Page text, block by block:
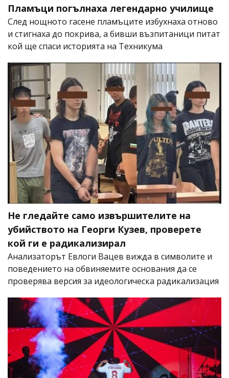
Пламъци погълнаха легендарно училище
След нощното гасене пламъците избухнаха отново
и стигнаха до покрива, а бивши възпитаници питат
кой ще спаси историята на Техникума
Не гледайте само извършителите на
убийството на Георги Кузев, проверете
кой ги е радикализирал
Анализаторът Евлоги Вацев вижда в символите и
поведението на обвиняемите основания да се
проверява версия за идеологическа радикализация